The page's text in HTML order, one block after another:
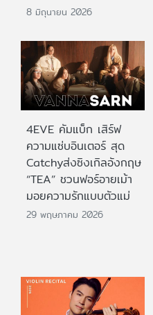
8 มิถุนายน 2026
4EVE คัมแบ็ก เสิร์ฟ
ความแซ่บอินเตอร์ สุด
Catchyส่งซิงเกิลอังกฤษ
“TEA” ชวนฟอร์อายเม้า
มอยความรักแบบตัวแม่
29 พฤษภาคม 2026